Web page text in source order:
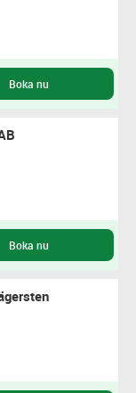
Boka nu
Boka nu